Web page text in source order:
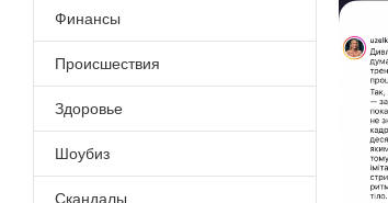
Финансы
Происшествия
Здоровье
Шоубиз
Скандалы